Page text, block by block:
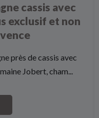
cassis avec
exclusif et non
près de cassis avec
Jobert, cham...